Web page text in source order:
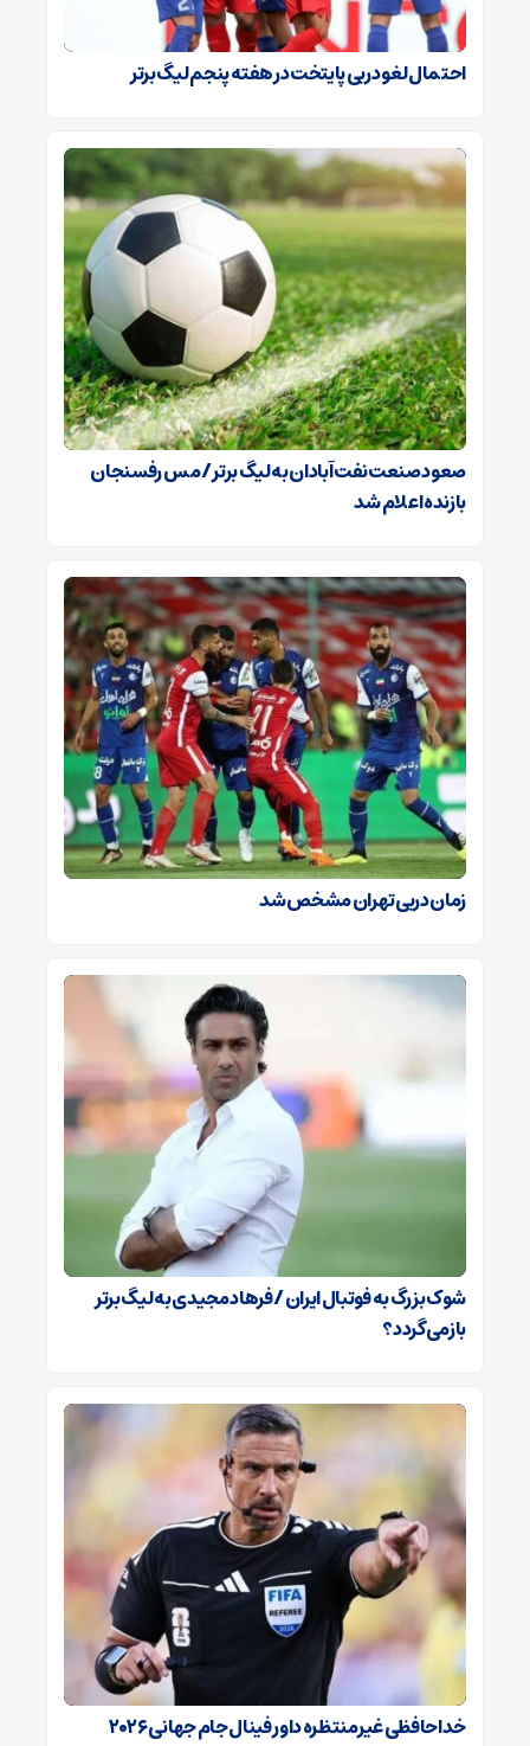
احتمال لغو دربی پایتخت در هفته پنجم لیگ برتر
صعود صنعت نفت آبادان به لیگ برتر / مس رفسنجان
بازنده اعلام شد
زمان دربی تهران مشخص شد
شوک بزرگ به فوتبال ایران / فرهاد مجیدی به لیگ برتر
بازمی‌گردد؟
خداحافظی غیرمنتظره داور فینال جام جهانی ۲۰۲۶